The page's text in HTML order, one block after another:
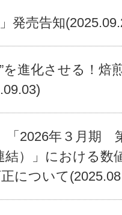
発売告知
を進化させる！焙
「2026年３月期
結）」における数
正について